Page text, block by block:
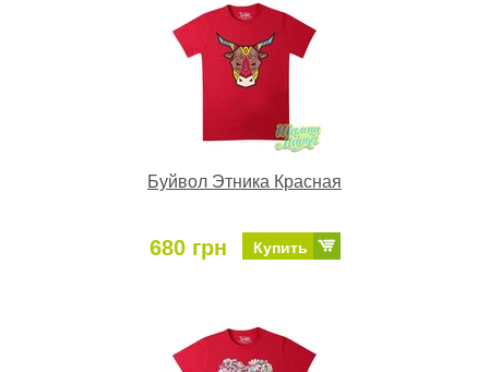
Буйвол Этника Красная
680 грн Купить